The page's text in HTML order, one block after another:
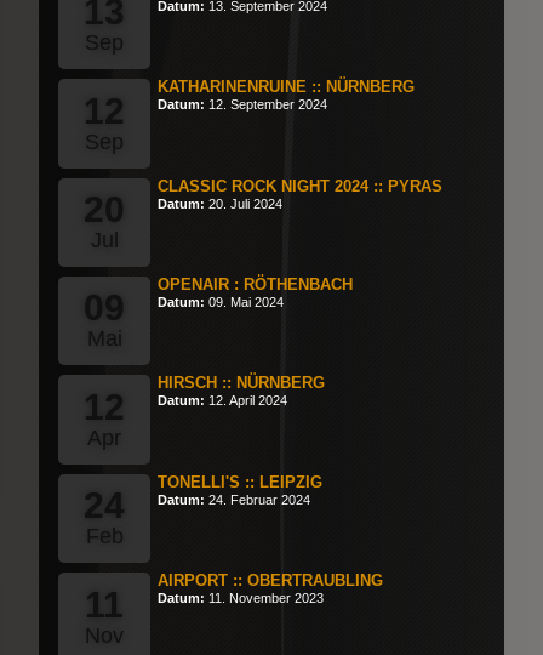
13
Sep
Datum: 13. September 2024
12
Sep
KATHARINENRUINE :: NÜRNBERG
Datum: 12. September 2024
20
Jul
CLASSIC ROCK NIGHT 2024 :: PYRAS
Datum: 20. Juli 2024
09
Mai
OPENAIR : RÖTHENBACH
Datum: 09. Mai 2024
12
Apr
HIRSCH :: NÜRNBERG
Datum: 12. April 2024
24
Feb
TONELLI'S :: LEIPZIG
Datum: 24. Februar 2024
11
Nov
AIRPORT :: OBERTRAUBLING
Datum: 11. November 2023